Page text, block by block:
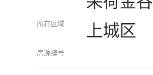
所在区域 上城区
房源编号